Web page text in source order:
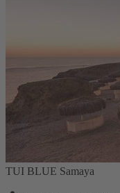
TUI BLUE Samaya